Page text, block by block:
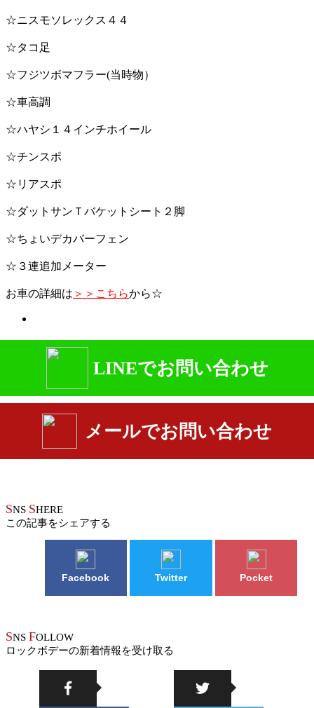
☆ニスモソレックス４４
☆タコ足
☆フジツボマフラー(当時物）
☆車高調
☆ハヤシ１４インチホイール
☆チンスポ
☆リアスポ
☆ダットサンＴバケットシート２脚
☆ちょいデカバーフェン
☆３連追加メーター
お車の詳細は ＞＞こちらから☆
LINEでお問い合わせ
メールでお問い合わせ
SNS SHERE
この記事をシェアする
Facebook Twitter Pocket
SNS FOLLOW
ロックボデーの新着情報を受け取る